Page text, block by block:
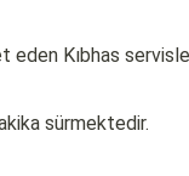
Kıbhas
sürmektedir.